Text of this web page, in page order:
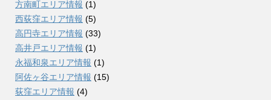
方南町エリア情報 (1)
西荻窪エリア情報 (5)
高円寺エリア情報 (33)
高井戸エリア情報 (1)
永福和泉エリア情報 (1)
阿佐ヶ谷エリア情報 (15)
荻窪エリア情報 (4)